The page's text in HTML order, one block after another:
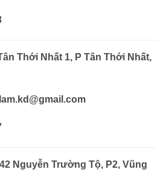
Thới Nhất 1, P Tân Thới Nhất,
Nguyễn Trường Tộ, P2, Vũng